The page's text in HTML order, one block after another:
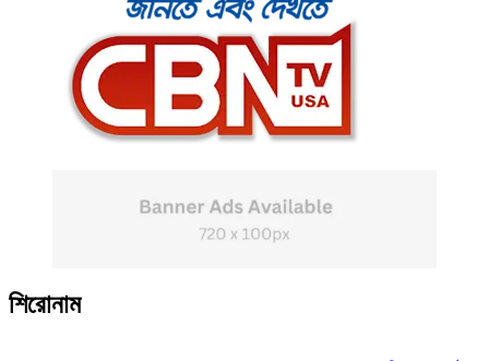
শিরোনাম